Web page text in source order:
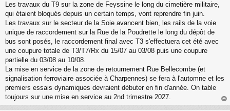
e
s
s
a
g
e
n
o
n
u
Les travaux du T9 sur la zone de Feyssine le long du cimetière militaire,
qui étaient bloqués depuis un certain temps, vont reprendre fin juin.
Les travaux sur le secteur de la Soie avancent bien, les rails de la voie
unique de raccordement sur la Rue de la Poudrette le long du dépôt de
bus sont posés, le raccordement final avec T3 s'effectuera cet été avec
une coupure totale de T3/T7/Rx du 15/07 au 03/08 puis une coupure
partielle du 03/08 au 10/08.
La mise en service de la zone de retournement Rue Bellecombe (et
signalisation ferroviaire associée à Charpennes) se fera à l'automne et les
premiers essais dynamiques devraient débuter en fin d'année. On table
toujours sur une mise en service au 2nd trimestre 2027.
au